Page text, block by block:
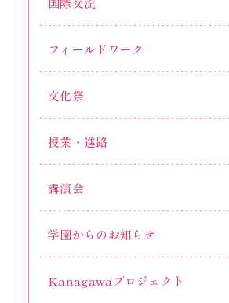
フィールドワーク
文化祭
授業・進路
講演会
学園からのお知らせ
Kanagawaプロジェクト